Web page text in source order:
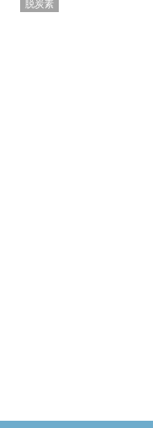
脱炭素